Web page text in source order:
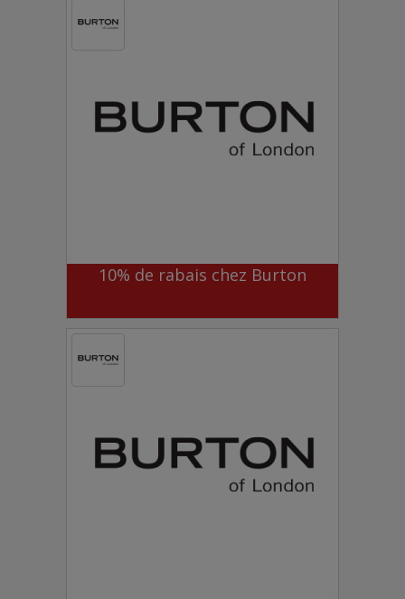
10% de rabais chez Burton